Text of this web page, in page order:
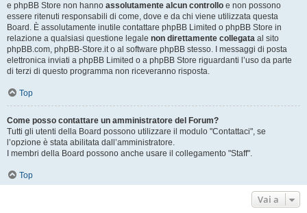
e phpBB Store non hanno assolutamente alcun controllo e non possono
essere ritenuti responsabili di come, dove e da chi viene utilizzata questa
Board. È assolutamente inutile contattare phpBB Limited o phpBB Store in
relazione a qualsiasi questione legale non direttamente collegata al sito
phpBB.com, phpBB-Store.it o al software phpBB stesso. I messaggi di posta
elettronica inviati a phpBB Limited o a phpBB Store riguardanti l’uso da parte
di terzi di questo programma non riceveranno risposta.
Top
Come posso contattare un amministratore del Forum?
Tutti gli utenti della Board possono utilizzare il modulo "Contattaci", se
l’opzione è stata abilitata dall’amministratore.
I membri della Board possono anche usare il collegamento "Staff".
Top
Vai a